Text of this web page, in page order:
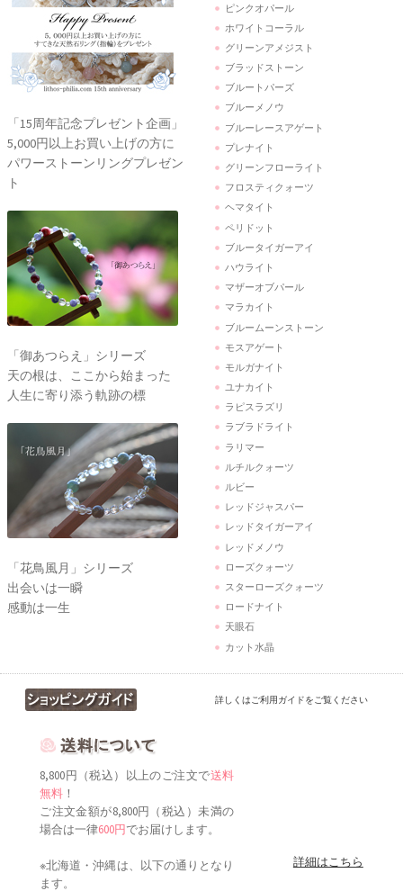
「15周年記念プレゼント企画」
5,000円以上お買い上げの方に
パワーストーンリングプレゼン
ト
「御あつらえ」シリーズ
天の根は、ここから始まった
人生に寄り添う軌跡の標
「花鳥風月」シリーズ
出会いは一瞬
感動は一生
ピンクオパール
ホワイトコーラル
グリーンアメジスト
ブラッドストーン
ブルートパーズ
ブルーメノウ
ブルーレースアゲート
プレナイト
グリーンフローライト
フロスティクォーツ
ヘマタイト
ペリドット
ブルータイガーアイ
ハウライト
マザーオブパール
マラカイト
ブルームーンストーン
モスアゲート
モルガナイト
ユナカイト
ラピスラズリ
ラブラドライト
ラリマー
ルチルクォーツ
ルビー
レッドジャスパー
レッドタイガーアイ
レッドメノウ
ローズクォーツ
スターローズクォーツ
ロードナイト
天眼石
カット水晶
詳しくはご利用ガイドをご覧ください
8,800円（税込）以上のご注文で送料
無料 ！
ご注文金額が8,800円（税込）未満の
場合は一律600円でお届けします。
※北海道・沖縄は、以下の通りとなり
ます。
詳細はこちら